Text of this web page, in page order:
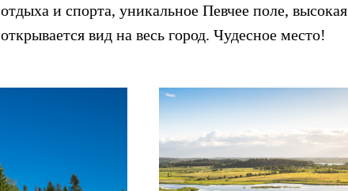
отдыха и спорта, уникальное Певчее поле, высокая
открывается вид на весь город. Чудесное место!